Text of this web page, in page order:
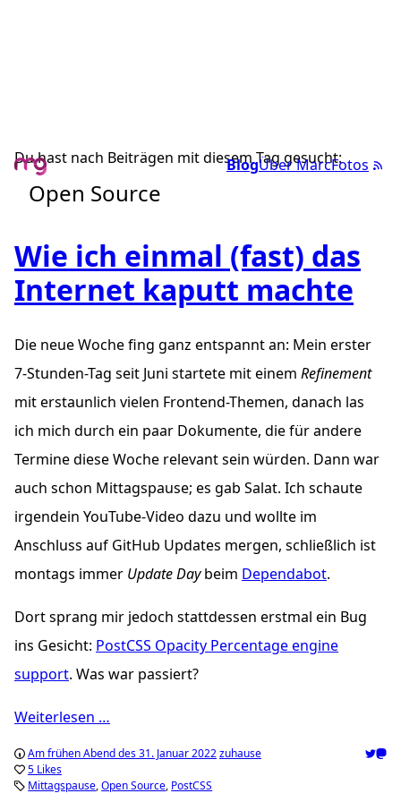
BlogÜber MarcFotos
Du hast nach Beiträgen mit diesem Tag gesucht:
Open Source
Wie ich einmal (fast) das
Internet kaputt machte
Die neue Woche fing ganz entspannt an: Mein erster
7-Stunden-Tag seit Juni startete mit einem Refinement
mit erstaunlich vielen Frontend-Themen, danach las
ich mich durch ein paar Dokumente, die für andere
Termine diese Woche relevant sein würden. Dann war
auch schon Mittagspause; es gab Salat. Ich schaute
irgendein YouTube-Video dazu und wollte im
Anschluss auf GitHub Updates mergen, schließlich ist
montags immer Update Daybeim Dependabot.
Dort sprang mir jedoch stattdessen erstmal ein Bug
ins Gesicht: PostCSS Opacity Percentage engine
support. Was war passiert?
Weiterlesen …
Am frühen Abend des 31. Januar 2022zuhause
5 Likes
Mittagspause Open Source PostCSS